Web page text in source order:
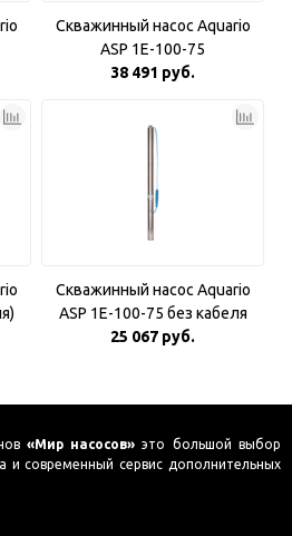
Скважинный насос Aquario
ASP 1E-100-75
38 491 руб.
Скважинный насос Aquario
ASP 1E-100-75 без кабеля
25 067 руб.
«Мир насосов» это большой выбор
и современный сервис дополнительных